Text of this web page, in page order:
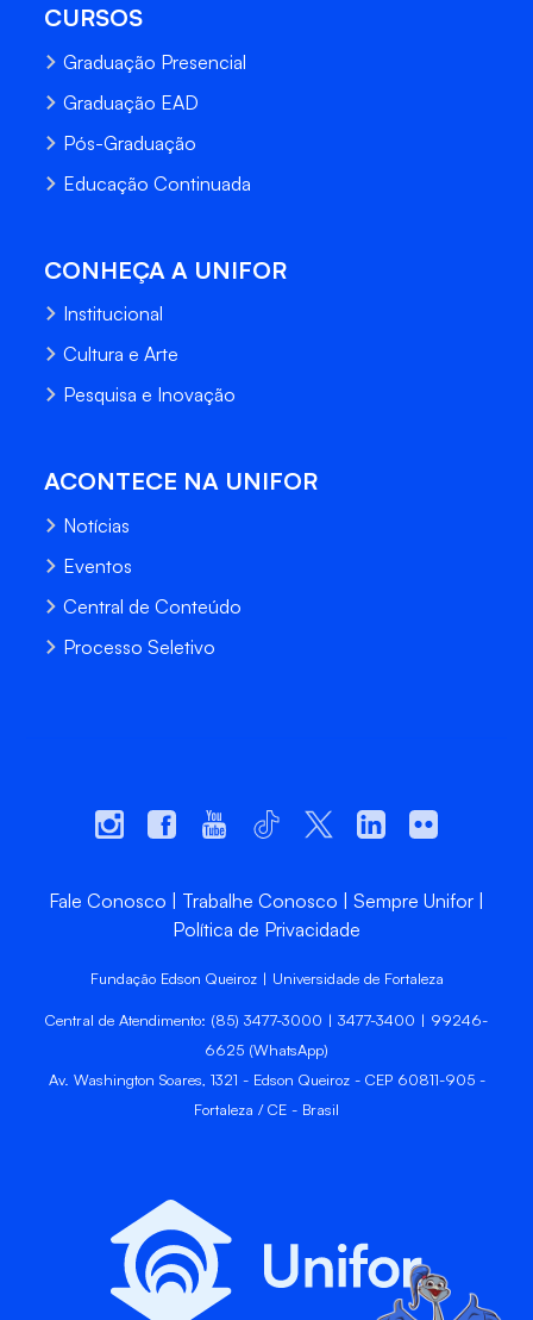
CURSOS
Graduação Presencial
Graduação EAD
Pós-Graduação
Educação Continuada
CONHEÇA A UNIFOR
Institucional
Cultura e Arte
Pesquisa e Inovação
ACONTECE NA UNIFOR
Notícias
Eventos
Central de Conteúdo
Processo Seletivo
Fale Conosco Trabalhe Conosco
Sempre Unifor
Política de Privacidade
Fundação Edson Queiroz | Universidade de Fortaleza
Central de Atendimento: (85) 3477-3000 | 3477-3400 | 99246-
6625 (WhatsApp)
Av. Washington Soares, 1321 - Edson Queiroz - CEP 60811-905 -
Fortaleza / CE - Brasil